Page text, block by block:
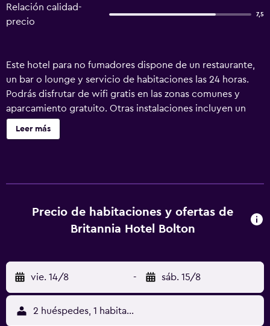
Relación calidad-
precio
7,5
Este hotel para no fumadores dispone de un restaurante,
un bar o lounge y servicio de habitaciones las 24 horas.
Podrás disfrutar de wifi gratis en las zonas comunes y
aparcamiento gratuito. Otras instalaciones incluyen un
centro de negocios, servicio de tintorería y lavandería.
Britannia Hotel Bolton ofrece 96 alojamientos con caja
ofrece servicio de limpieza todos los días. Se pueden
practicar las actividades de ocio y esparcimiento que se
Leer más
Precio de habitaciones y ofertas de
Britannia Hotel Bolton
vie. 14/8 - sáb. 15/8
2 huéspedes, 1 habitación